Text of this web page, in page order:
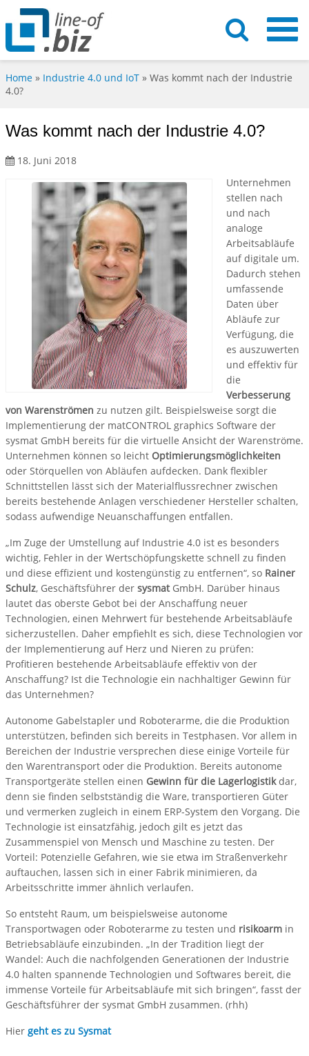
Home » Industrie 4.0 und IoT » Was kommt nach der Industrie
4.0?
Was kommt nach der Industrie 4.0?
18. Juni 2018
Unternehmen
stellen nach
und nach
analoge
Arbeitsabläufe
auf digitale um.
Dadurch stehen
umfassende
Daten über
Abläufe zur
Verfügung, die
es auszuwerten
und effektiv für
die
Verbesserung
von Warenströmen zu nutzen gilt. Beispielsweise sorgt die
Implementierung der matCONTROL graphics Software der
sysmat GmbH bereits für die virtuelle Ansicht der Warenströme.
Unternehmen können so leicht Optimierungsmöglichkeiten
oder Störquellen von Abläufen aufdecken. Dank flexibler
Schnittstellen lässt sich der Materialflussrechner zwischen
bereits bestehende Anlagen verschiedener Hersteller schalten,
sodass aufwendige Neuanschaffungen entfallen.
„Im Zuge der Umstellung auf Industrie 4.0 ist es besonders
wichtig, Fehler in der Wertschöpfungskette schnell zu finden
und diese effizient und kostengünstig zu entfernen“, so Rainer
Schulz, Geschäftsführer der sysmat GmbH. Darüber hinaus
lautet das oberste Gebot bei der Anschaffung neuer
Technologien, einen Mehrwert für bestehende Arbeitsabläufe
sicherzustellen. Daher empfiehlt es sich, diese Technologien vor
der Implementierung auf Herz und Nieren zu prüfen:
Profitieren bestehende Arbeitsabläufe effektiv von der
Anschaffung? Ist die Technologie ein nachhaltiger Gewinn für
das Unternehmen?
Autonome Gabelstapler und Roboterarme, die die Produktion
unterstützen, befinden sich bereits in Testphasen. Vor allem in
Bereichen der Industrie versprechen diese einige Vorteile für
den Warentransport oder die Produktion. Bereits autonome
Transportgeräte stellen einen Gewinn für die Lagerlogistikdar,
denn sie finden selbstständig die Ware, transportieren Güter
und vermerken zugleich in einem ERP-System den Vorgang. Die
Technologie ist einsatzfähig, jedoch gilt es jetzt das
Zusammenspiel von Mensch und Maschine zu testen. Der
Vorteil: Potenzielle Gefahren, wie sie etwa im Straßenverkehr
auftauchen, lassen sich in einer Fabrik minimieren, da
Arbeitsschritte immer ähnlich verlaufen.
So entsteht Raum, um beispielsweise autonome
Transportwagen oder Roboterarme zu testen und risikoarm in
Betriebsabläufe einzubinden. „In der Tradition liegt der
Wandel: Auch die nachfolgenden Generationen der Industrie
4.0 halten spannende Technologien und Softwares bereit, die
immense Vorteile für Arbeitsabläufe mit sich bringen“, fasst der
Geschäftsführer der sysmat GmbH zusammen. (rhh)
Hier geht es zu Sysmat